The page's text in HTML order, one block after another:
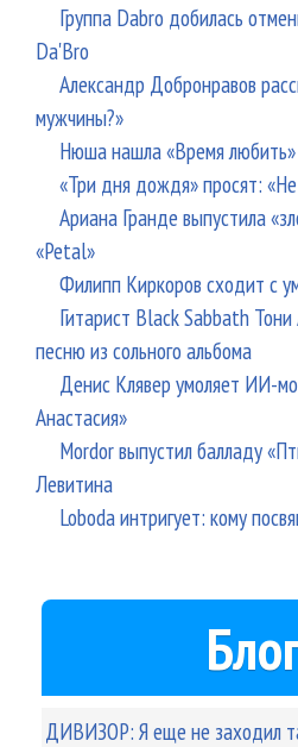
Группа Dabro добилась
Da'Bro
Александр Добронравов
мужчины?»
Нюша нашла «Время любить»
«Три дня дождя» просят:
Ариана Гранде выпустила
«Petal»
Филипп Киркоров сходит с
Гитарист Black Sabbath
песню из сольного альбома
Денис Клявер умоляет ИИ-
Анастасия»
Mordor выпустил балладу
Левитина
Loboda интригует: кому
ДИВИЗОР: Я еще не заходил